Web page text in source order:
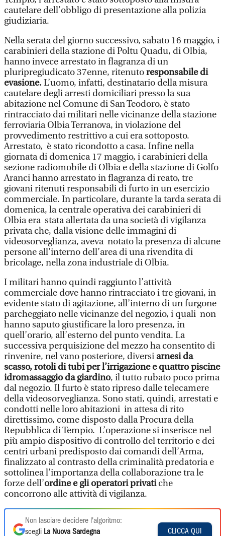
cautelare dell’obbligo di presentazione alla polizia
giudiziaria.
Nella serata del giorno successivo, sabato 16 maggio, i
carabinieri della stazione di Poltu Quadu, di Olbia,
hanno invece arrestato in flagranza di un
pluripregiudicato 37enne, ritenutoresponsabile di
evasione.L’uomo, infatti, destinatario della misura
cautelare degli arresti domiciliari presso la sua
abitazione nel Comune di San Teodoro, è stato
rintracciato dai militari nelle vicinanze della stazione
ferroviaria Olbia Terranova, in violazione del
provvedimento restrittivo a cui era sottoposto.
Arrestato, è stato ricondotto a casa. Infine nella
giornata di domenica 17 maggio, i carabinieri della
sezione radiomobile di Olbia e della stazione di Golfo
Aranci hanno arrestato in flagranza di reato, tre
giovani ritenuti responsabili di furto in un esercizio
commerciale. In particolare, durante la tarda serata di
domenica, la centrale operativa dei carabinieri di
Olbia era stata allertata da una società di vigilanza
privata che, dalla visione delle immagini di
videosorveglianza, aveva notato la presenza di alcune
persone all’interno dell’area di una rivendita di
bricolage, nella zona industriale di Olbia.
I militari hanno quindi raggiunto l’attività
commerciale dove hanno rintracciato i tre giovani, in
evidente stato di agitazione, all’interno di un furgone
parcheggiato nelle vicinanze del negozio, i quali non
hanno saputo giustificare la loro presenza, in
quell’orario, all’esterno del punto vendita. La
successiva perquisizione del mezzo ha consentito di
rinvenire, nel vano posteriore, diversi arnesi da
scasso, rotoli di tubi per l’irrigazione e quattro piscine
idromassaggio da giardino, il tutto rubato poco prima
dal negozio. Il furto è stato ripreso dalle telecamere
della videosorveglianza. Sono stati, quindi, arrestati e
condotti nelle loro abitazioni in attesa di rito
direttissimo, come disposto dalla Procura della
Repubblica di Tempio. L’operazione si inserisce nel
più ampio dispositivo di controllo del territorio e dei
centri urbani predisposto dai comandi dell’Arma,
finalizzato al contrasto della criminalità predatoria e
sottolinea l’importanza della collaborazione tra le
forze dell’ordine e gli operatori privatiche
concorrono alle attività di vigilanza.
Non lasciare decidere l'algoritmo:
scegli La Nuova Sardegna CLICCA QUI